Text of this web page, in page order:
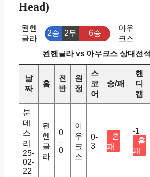
Head)
묀헨
글라
2승 2무 6승
아우
크스
묀헨글라 vs 아우크스 상대전적
날
짜
홈
전
반
원
정
스
코
어
승/패
핸
디
캡
분
데
스
리
25-
02-
22
묀
헨
글
라
0
–
0
아
우
크
스
0-
3
홈
패
-1
홈
패